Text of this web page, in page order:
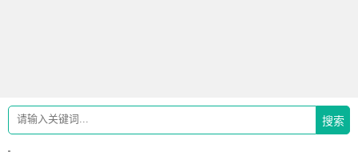
搜索